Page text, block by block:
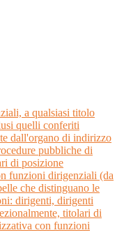
a qualsiasi titolo
quelli conferiti
dall'organo di indirizzo
pubbliche di
di posizione
funzioni dirigenziali (da
che distinguano le
dirigenti, dirigenti
titolari di
con funzioni